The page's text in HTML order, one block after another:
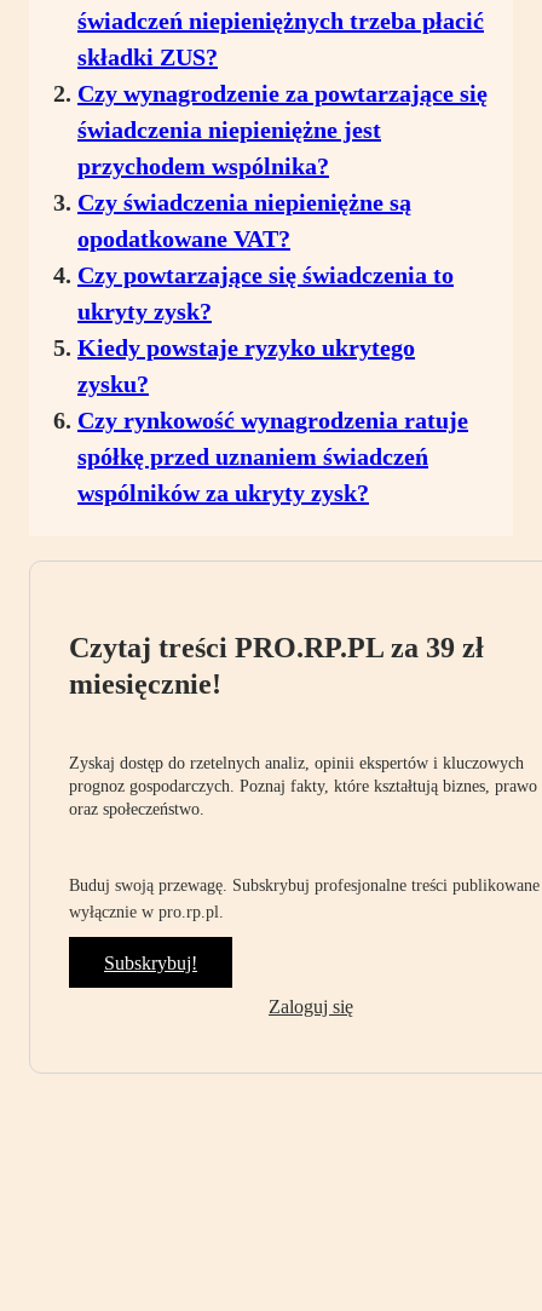
świadczeń niepieniężnych trzeba płacić
składki ZUS?
Czy wynagrodzenie za powtarzające się
świadczenia niepieniężne jest
przychodem wspólnika?
Czy świadczenia niepieniężne są
opodatkowane VAT?
Czy powtarzające się świadczenia to
ukryty zysk?
Kiedy powstaje ryzyko ukrytego
zysku?
Czy rynkowość wynagrodzenia ratuje
spółkę przed uznaniem świadczeń
wspólników za ukryty zysk?
Czytaj treści PRO.RP.PL za 39 zł
miesięcznie!
Zyskaj dostęp do rzetelnych analiz, opinii ekspertów i kluczowych
prognoz gospodarczych. Poznaj fakty, które kształtują biznes, prawo
oraz społeczeństwo.
Buduj swoją przewagę. Subskrybuj profesjonalne treści publikowane
wyłącznie w pro.rp.pl.
Subskrybuj!
Zaloguj się